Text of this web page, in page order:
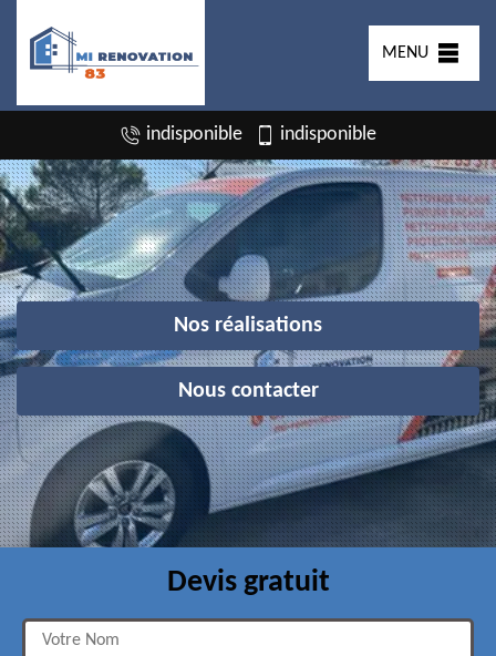
MENU
indisponible indisponible
Nos réalisations
Nous contacter
Devis gratuit